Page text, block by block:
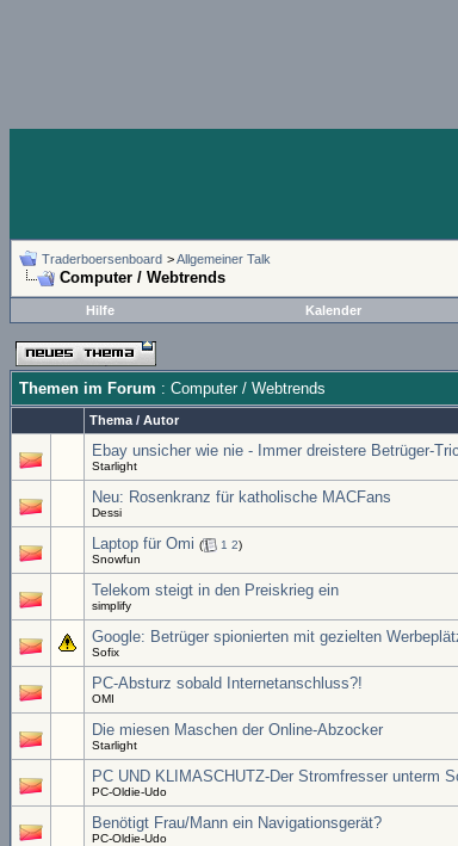
Traderboersenboard >Allgemeiner Talk
Computer / Webtrends
Hilfe Kalender
Themen im Forum : Computer / Webtrends
Thema / Autor
Ebay unsicher wie nie - Immer dreistere Betrüger-
Starlight
Neu: Rosenkranz für katholische MACFans
Dessi
Laptop für Omi ( 1 2)
Snowfun
Telekom steigt in den Preiskrieg ein
simplify
Google: Betrüger spionierten mit gezielten
Sofix
PC-Absturz sobald Internetanschluss?!
OMI
Die miesen Maschen der Online-Abzocker
Starlight
PC UND KLIMASCHUTZ-Der Stromfresser unterm
PC-Oldie-Udo
Benötigt Frau/Mann ein Navigationsgerät?
PC-Oldie-Udo